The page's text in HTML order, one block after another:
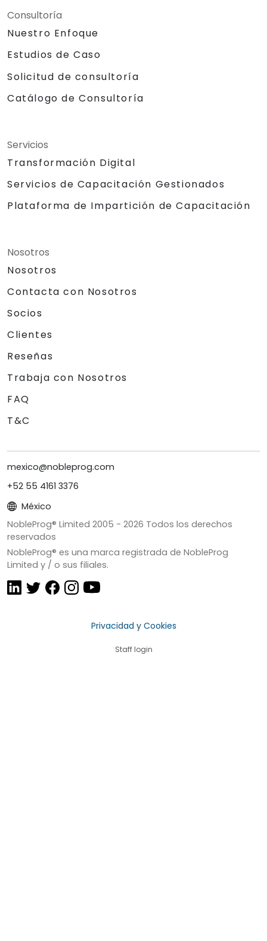
Consultoría
Nuestro Enfoque
Estudios de Caso
Solicitud de consultoría
Catálogo de Consultoría
Servicios
Transformación Digital
Servicios de Capacitación Gestionados
Plataforma de Impartición de Capacitación
Nosotros
Nosotros
Contacta con Nosotros
Socios
Clientes
Reseñas
Trabaja con Nosotros
FAQ
T&C
mexico@nobleprog.com
+52 55 4161 3376
México
NobleProg® Limited 2005 - 2026 Todos los derechos
reservados
NobleProg® es una marca registrada de NobleProg
Limited y / o sus filiales.
Privacidad y Cookies
Staff login